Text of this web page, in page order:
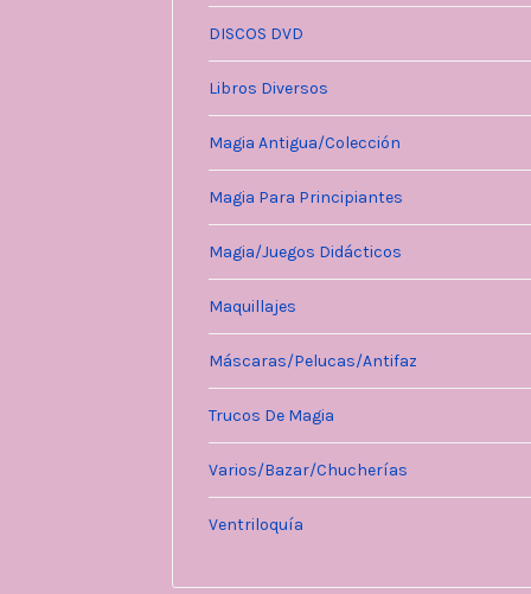
DISCOS DVD
Libros Diversos
Magia Antigua/Colección
Magia Para Principiantes
Magia/Juegos Didácticos
Maquillajes
Máscaras/Pelucas/Antifaz
Trucos De Magia
Varios/Bazar/Chucherías
Ventriloquía